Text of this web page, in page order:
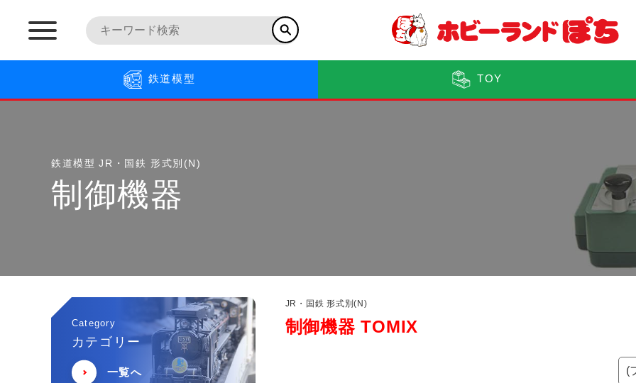
鉄道模型 TOY
鉄道模型 JR・国鉄 形式別(N)
制御機器
Category
カテゴリー
一覧へ
JR・国鉄 形式別(N)
制御機器 TOMIX